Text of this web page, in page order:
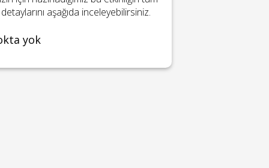
detaylarını aşağıda inceleyebilirsiniz.
yok